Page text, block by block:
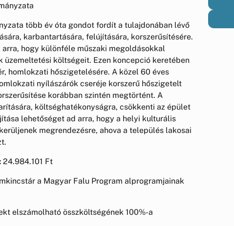
több év óta gondot fordít a tulajdonában lévő
karbantartására, felújítására, korszerűsítésére.
hogy különféle műszaki megoldásokkal
költségeit. Ezen koncepció keretében
homlokzati hőszigetelésére. A közel 60 éves
nyílászárók cseréje korszerű hőszigetelt
korábban szintén megtörtént. A
költséghatékonyságra, csökkenti az épület
lehetőséget ad arra, hogy a helyi kulturális
megrendezésre, ahova a település lakosai
24.984.101 Ft
a Magyar Falu Program alprogramjainak
elszámolható összköltségének 100%-a